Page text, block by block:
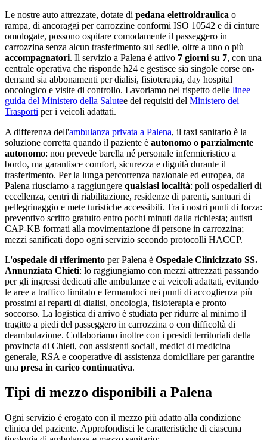
Le nostre auto attrezzate, dotate di pedana elettroidraulica o
rampa, di ancoraggi per carrozzine conformi ISO 10542 e di cinture
omologate, possono ospitare comodamente il passeggero in
carrozzina senza alcun trasferimento sul sedile, oltre a uno o più
accompagnatori. Il servizio a Palena è attivo 7 giorni su 7, con una
centrale operativa che risponde h24 e gestisce sia singole corse on-
demand sia abbonamenti per dialisi, fisioterapia, day hospital
oncologico e visite di controllo. Lavoriamo nel rispetto delle linee
guida del Ministero della Salutee dei requisiti del Ministero dei
Trasporti per i veicoli adattati.
A differenza dell'ambulanza privata a Palena, il taxi sanitario è la
soluzione corretta quando il paziente è autonomo o parzialmente
autonomo: non prevede barella né personale infermieristico a
bordo, ma garantisce comfort, sicurezza e dignità durante il
trasferimento. Per la lunga percorrenza nazionale ed europea, da
Palena riusciamo a raggiungere qualsiasi località: poli ospedalieri di
eccellenza, centri di riabilitazione, residenze di parenti, santuari di
pellegrinaggio e mete turistiche accessibili. Tra i nostri punti di forza:
preventivo scritto gratuito entro pochi minuti dalla richiesta; autisti
CAP-KB formati alla movimentazione di persone in carrozzina;
mezzi sanificati dopo ogni servizio secondo protocolli HACCP.
L'ospedale di riferimento perPalena è Ospedale Clinicizzato SS.
Annunziata Chieti: lo raggiungiamo con mezzi attrezzati passando
per gli ingressi dedicati alle ambulanze e ai veicoli adattati, evitando
le aree a traffico limitato e fermandoci nei punti di accoglienza più
prossimi ai reparti di dialisi, oncologia, fisioterapia e pronto
soccorso. La logistica di arrivo è studiata per ridurre al minimo il
tragitto a piedi del passeggero in carrozzina o con difficoltà di
deambulazione. Collaboriamo inoltre con i presidi territoriali della
provincia di Chieti, con assistenti sociali, medici di medicina
generale, RSA e cooperative di assistenza domiciliare per garantire
una presa in carico continuativa.
Tipi di mezzo disponibili a Palena
Ogni servizio è erogato con il mezzo più adatto alla condizione
clinica del paziente. Approfondisci le caratteristiche di ciascuna